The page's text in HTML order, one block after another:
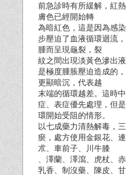
前急診時有所緩解，紅
膚色已經開始轉
為暗紅色，這是因為感
步壓迫了血液循環迴流
腫而呈現龜裂，裂
紋之間出現淡黃色滲出
是極度腫脹壓迫造成的
更顯暗沉，代表越
末端的循環越差。這時
症、表症優先處理，但
環開始受阻的情形。
以七成藥力清熱解毒，
瘀，處方使用金銀花、
朮、車前子、川牛膝
、澤蘭、澤瀉、虎杖、
乳香、制沒藥、陳皮、